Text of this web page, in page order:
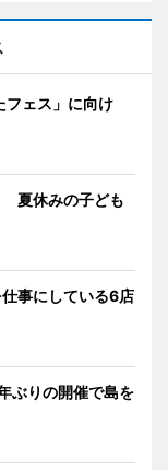
ェス」に向け
夏休みの子ども
事にしている6店
ぶりの開催で島を